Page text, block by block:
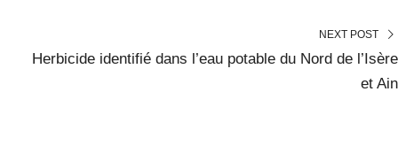
NEXT POST
Herbicide identifié dans l’eau potable du Nord de l’Isère
et Ain